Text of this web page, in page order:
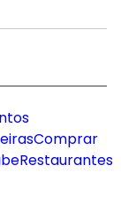
Comprar
Restaurantes